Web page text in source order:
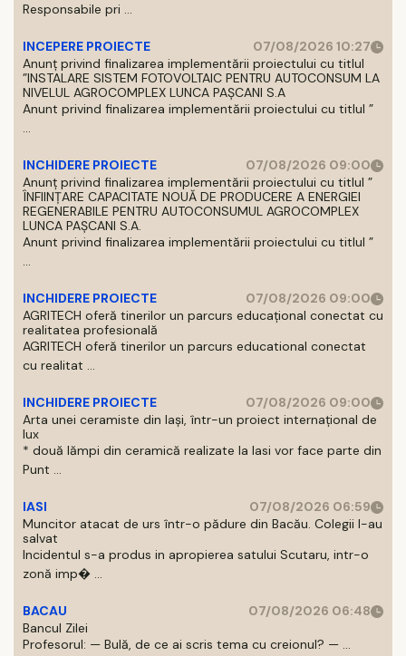
Responsabile pri ...
INCEPERE PROIECTE
07/08/2026 10:27
Anunț privind finalizarea implementării proiectului cu titlul
”INSTALARE SISTEM FOTOVOLTAIC PENTRU AUTOCONSUM LA
NIVELUL AGROCOMPLEX LUNCA PAȘCANI S.A
Anunt privind finalizarea implementării proiectului cu titlul ”
...
INCHIDERE PROIECTE
07/08/2026 09:00
Anunț privind finalizarea implementării proiectului cu titlul ”
ÎNFIINȚARE CAPACITATE NOUĂ DE PRODUCERE A ENERGIEI
REGENERABILE PENTRU AUTOCONSUMUL AGROCOMPLEX
LUNCA PAȘCANI S.A.
Anunt privind finalizarea implementării proiectului cu titlul ”
...
INCHIDERE PROIECTE
07/08/2026 09:00
AGRITECH oferă tinerilor un parcurs educațional conectat cu
realitatea profesională
AGRITECH oferă tinerilor un parcurs educational conectat
cu realitat ...
INCHIDERE PROIECTE
07/08/2026 09:00
Arta unei ceramiste din Iași, într-un proiect internațional de
lux
* două lămpi din ceramică realizate la Iasi vor face parte din
Punt ...
IASI
07/08/2026 06:59
Muncitor atacat de urs într-o pădure din Bacău. Colegii l-au
salvat
Incidentul s-a produs in apropierea satului Scutaru, intr-o
zonă imp� ...
BACAU
07/08/2026 06:48
Bancul Zilei
Profesorul: — Bulă, de ce ai scris tema cu creionul? — ...